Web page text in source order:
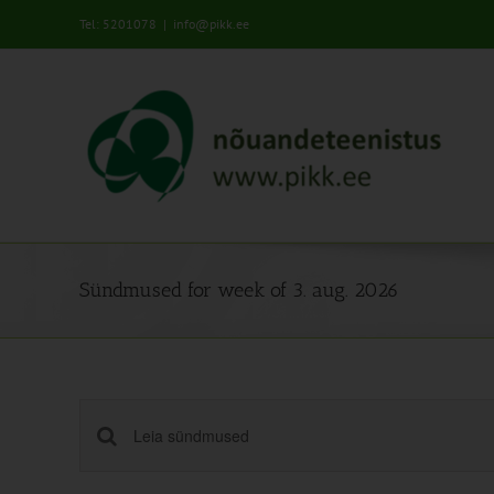
Tel: 5201078 | info@pikk.ee
Sündmused for week of 3. aug. 2026
Sündmused
Enter